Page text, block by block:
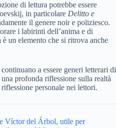
di lettura potrebbe essere
in particolare Delitto e
il genere noir e poliziesco.
i labirinti dell’anima e di
un elemento che si ritrova anche
a essere generi letterari di
profonda riflessione sulla realtà
personale nei lettori.
Víctor del Árbol, utile per